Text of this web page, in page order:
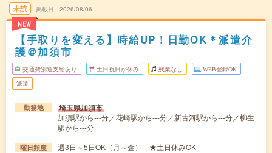
未読
NEW
掲載日 2026/08/06
【手取りを変える】時給UP！日勤OK＊派遣介
護＠加須市
交通費別途支給あり 土日祝日が休み 残業なし WEB登録OK
派遣
勤務地 埼玉県加須市
加須駅から---分／花崎駅から---分／新古河駅から---分／柳生
駅から---分
曜日頻度 週3日～5日OK（月～金） ★土日休みOK